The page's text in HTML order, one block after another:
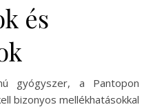
és
gyógyszer, a Pantopon
bizonyos mellékhatásokkal